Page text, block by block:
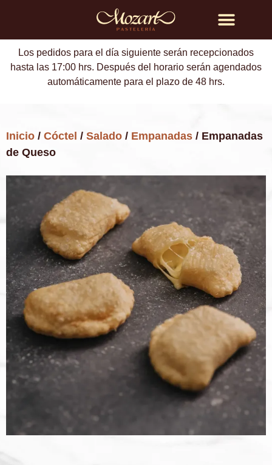
Los pedidos para el día siguiente serán recepcionados
hasta las 17:00 hrs. Después del horario serán agendados
automáticamente para el plazo de 48 hrs.
Inicio / Cóctel / Salado / Empanadas / Empanadas
de Queso